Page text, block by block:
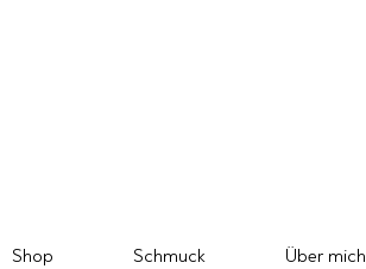
Shop Schmuck Über mich